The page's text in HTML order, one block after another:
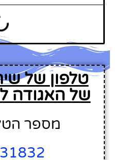
טלפון של
של האגודה
מספר